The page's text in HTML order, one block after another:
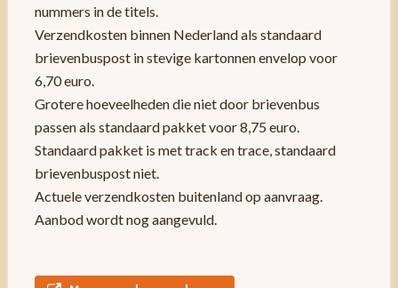
nummers in de titels.
Verzendkosten binnen Nederland als standaard
brievenbuspost in stevige kartonnen envelop voor
6,70 euro.
Grotere hoeveelheden die niet door brievenbus
passen als standaard pakket voor 8,75 euro.
Standaard pakket is met track en trace, standaard
brievenbuspost niet.
Actuele verzendkosten buitenland op aanvraag.
Aanbod wordt nog aangevuld.